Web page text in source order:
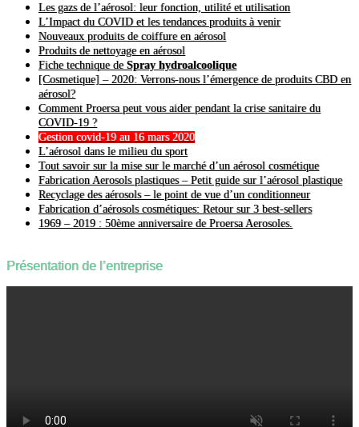
Les gazs de l’aérosol: leur fonction, utilité et utilisation
L’Impact du COVID et les tendances produits à venir
Nouveaux produits de coiffure en aérosol
Produits de nettoyage en aérosol
Fiche technique de Spray hydroalcoolique
[Cosmetique] – 2020: Verrons-nous l’émergence de produits CBD en
aérosol?
Comment Proersa peut vous aider pendant la crise sanitaire du
COVID-19 ?
Gestion covid-19 au 16 mars 2020
L’aérosol dans le milieu du sport
Tout savoir sur la mise sur le marché d’un aérosol cosmétique
Fabrication Aerosols plastiques – Petit guide sur l’aérosol plastique
Recyclage des aérosols – le point de vue d’un conditionneur
Fabrication d’aérosols cosmétiques: Retour sur 3 best-sellers
1969 – 2019 : 50ème anniversaire de Proersa Aerosoles.
Présentation de l’entreprise